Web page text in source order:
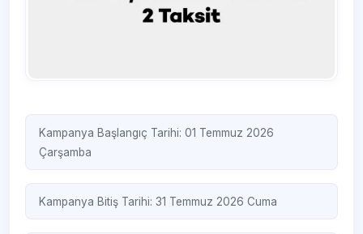
Kampanya Başlangıç Tarihi: 01 Temmuz 2026
Çarşamba
Kampanya Bitiş Tarihi: 31 Temmuz 2026 Cuma